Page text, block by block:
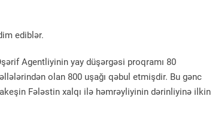
ediblər.
Agentliyinin yay düşərgəsi proqramı 80
olan 800 uşağı qəbul etmişdir. Bu gənc
Fələstin xalqı ilə həmrəyliyinin dərinliyinə ilkin